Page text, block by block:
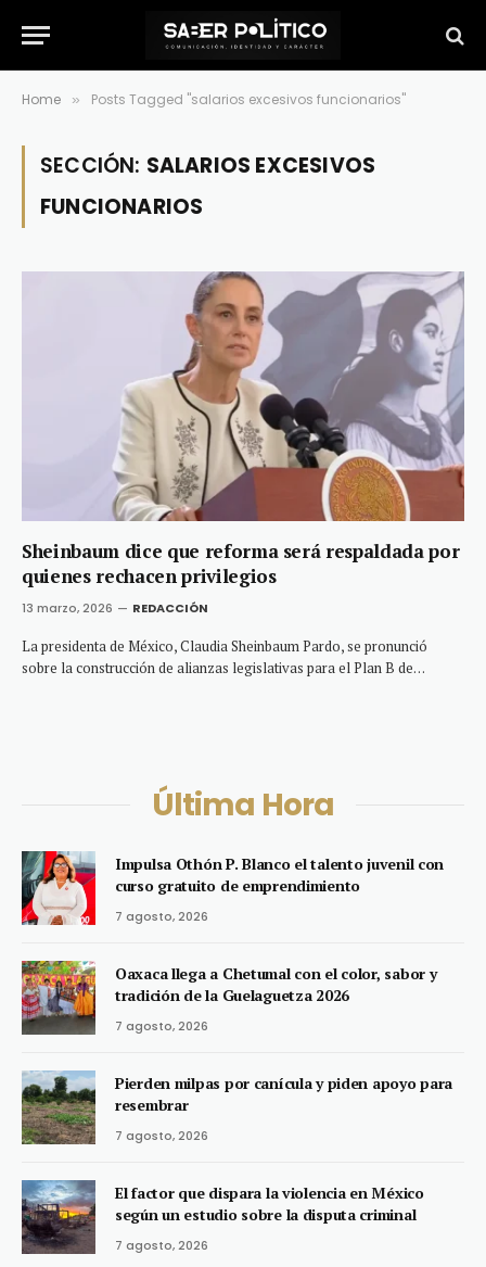
Home » Posts Tagged "salarios excesivos funcionarios"
SECCIÓN: SALARIOS EXCESIVOS
FUNCIONARIOS
Sheinbaum dice que reforma será respaldada por
quienes rechacen privilegios
13 marzo, 2026 REDACCIÓN
La presidenta de México, Claudia Sheinbaum Pardo, se pronunció
sobre la construcción de alianzas legislativas para el Plan B de…
Última Hora
Impulsa Othón P. Blanco el talento juvenil con
curso gratuito de emprendimiento
7 agosto, 2026
Oaxaca llega a Chetumal con el color, sabor y
tradición de la Guelaguetza 2026
7 agosto, 2026
Pierden milpas por canícula y piden apoyo para
resembrar
7 agosto, 2026
El factor que dispara la violencia en México
según un estudio sobre la disputa criminal
7 agosto, 2026